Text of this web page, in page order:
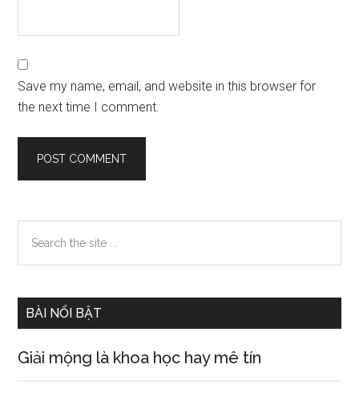
Save my name, email, and website in this browser for
the next time I comment.
Primary
Sidebar
the
BÀI NỔI BẬT
Giải mộng là khoa học hay mê tín